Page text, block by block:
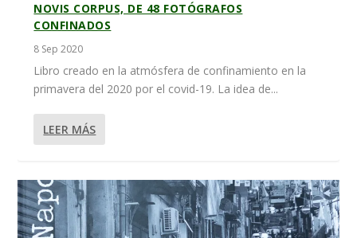
NOVIS CORPUS, DE 48 FOTÓGRAFOS
CONFINADOS
8 Sep 2020
Libro creado en la atmósfera de confinamiento en la
primavera del 2020 por el covid-19. La idea de...
LEER MÁS